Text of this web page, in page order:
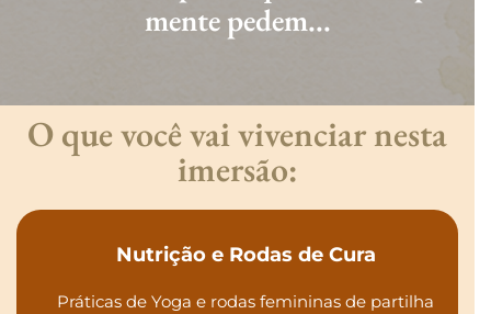
mente pedem...
O que você vai vivenciar nesta
imersão:
Nutrição e Rodas de Cura
Práticas de Yoga e rodas femininas de partilha